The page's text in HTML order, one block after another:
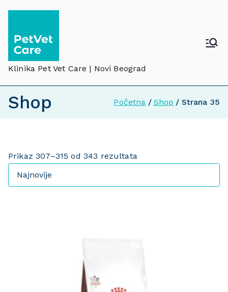
Klinika Pet Vet Care | Novi Beograd
Shop Početna Shop Strana 35
Prikaz 307–315 od 343 rezultata